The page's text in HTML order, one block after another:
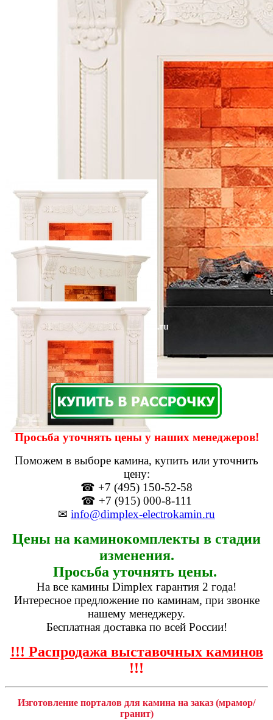
Просьба уточнять цены у наших менеджеров!
Поможем в выборе камина, купить или уточнить
цену:
☎ +7 (495) 150-52-58
☎ +7 (915) 000-8-111
✉ info@dimplex-electrokamin.ru
Цены на каминокомплекты в стадии
изменения.
Просьба уточнять цены.
На все камины Dimplex гарантия 2 года!
Интересное предложение по каминам, при звонке
нашему менеджеру.
Бесплатная доставка по всей России!
!!! Распродажа выставочных каминов
!!!
Изготовление порталов для камина на заказ (мрамор/
гранит)